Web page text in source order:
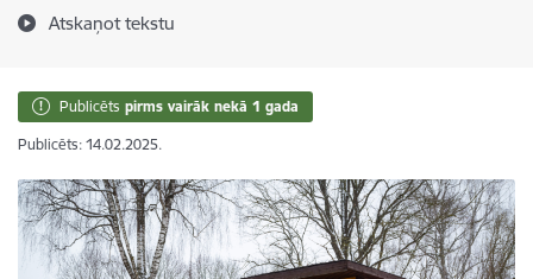
Atskaņot tekstu
Publicēts pirms vairāk nekā 1 gada
Publicēts: 14.02.2025.